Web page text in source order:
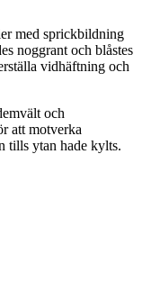
med sprickbildning
noggrant och blåstes
vidhäftning och
och
att motverka
tills ytan hade kylts.